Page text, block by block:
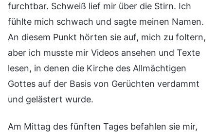
furchtbar. Schweiß lief mir über die Stirn. Ich
fühlte mich schwach und sagte meinen Namen.
An diesem Punkt hörten sie auf, mich zu foltern,
aber ich musste mir Videos ansehen und Texte
lesen, in denen die Kirche des Allmächtigen
Gottes auf der Basis von Gerüchten verdammt
und gelästert wurde.
Am Mittag des fünften Tages befahlen sie mir,